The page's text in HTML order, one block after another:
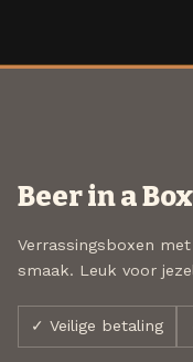
Beer in a Box
Verrassingsboxen
smaak. Leuk voor
✓ Veilige betaling